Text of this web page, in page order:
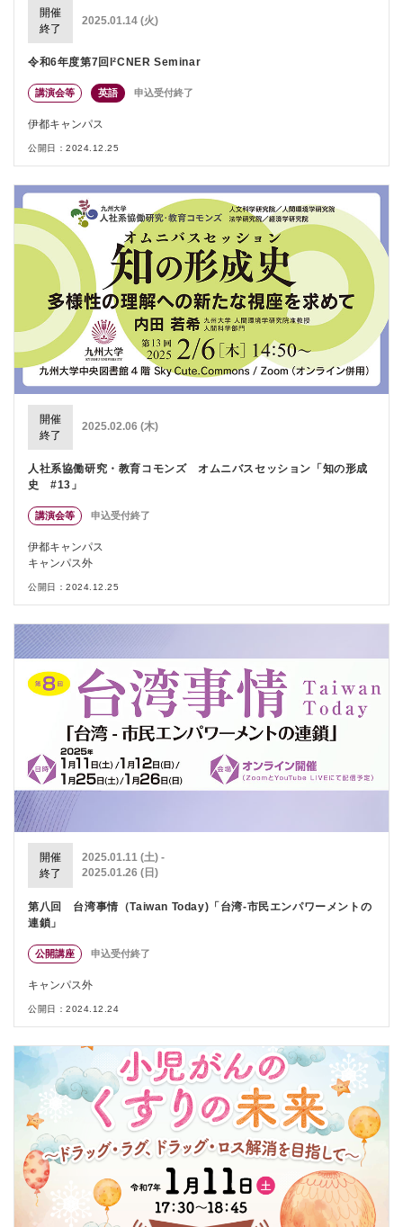
開催
終了
2025.01.14 (火)
令和6年度第7回I²CNER Seminar
講演会等 英語 申込受付終了
伊都キャンパス
公開日：2024.12.25
開催
終了
2025.02.06 (木)
人社系協働研究・教育コモンズ オムニバスセッション「知の形成
史 #13」
講演会等 申込受付終了
伊都キャンパス
キャンパス外
公開日：2024.12.25
開催
終了
2025.01.11 (土) -
2025.01.26 (日)
第八回 台湾事情（Taiwan Today)「台湾-市民エンパワーメントの
連鎖」
公開講座 申込受付終了
キャンパス外
公開日：2024.12.24